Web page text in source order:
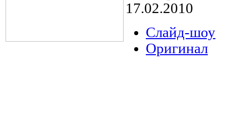
17.02.2010
Слайд-шоу
Оригинал